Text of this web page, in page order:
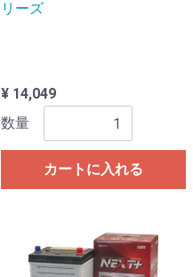
リーズ
¥ 14,049
数量
カートに入れる